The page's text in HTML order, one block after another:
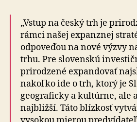
„Vstup na český trh je
rámci našej expanznej
odpoveďou na nové výzvy
trhu. Pre slovenskú
prirodzené expandovať
nakoľko ide o trh, ktorý je
geograficky a kultúrne, ale
najbližší. Táto blízkosť